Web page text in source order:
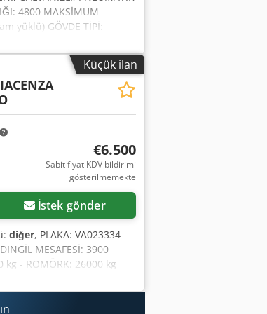
4800 MAKSİMUM
yüklü) GÖVDE TİPİ:
m + 0,20 m MAKSİMUM:
R19,5 AKSESUARLAR: -
Yeni KONTROLDEN
eksiklikler saklıdır)
satış temsilcisiyle
Dcedpfx Aey
endüstriyel ve ticari
frigi ve çıkarılabilir gövdeli
ve 150'den fazla vinçli
Yayınlanan çok
ekibiyle kontrol etmeye
Küçük ilan
€6.500
Sabit fiyat KDV bildirimi
gösterilmemekte
İstek gönder
diğer, PLAKA: VA023334
MESAFESİ: 3900
kg - ROMÖRK: 26000 kg
YOL KULLANABİLİRLİĞİ
Kampanalı
aracın hidrolik